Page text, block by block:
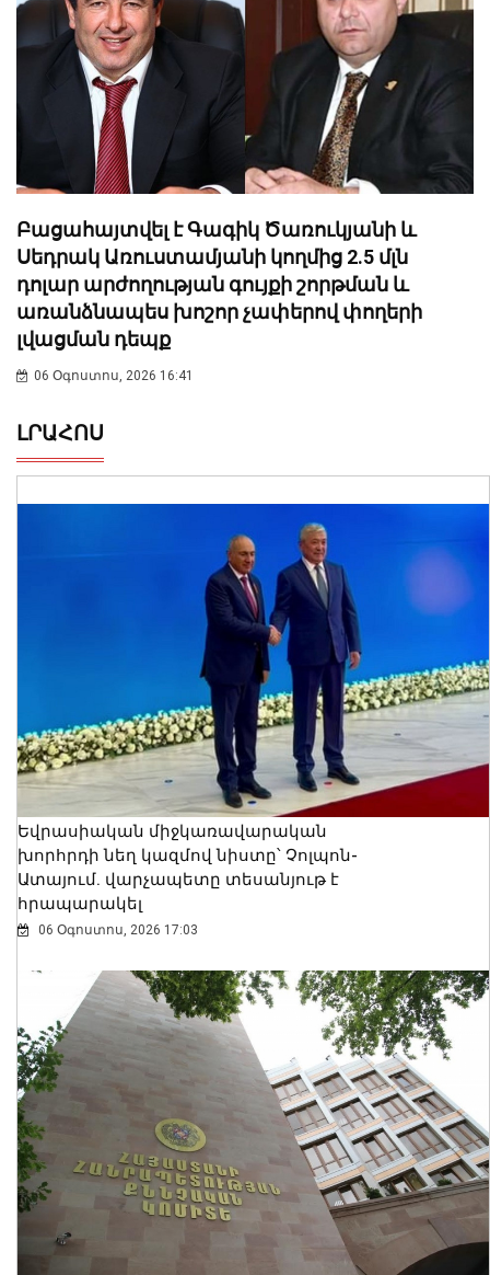
Բացահայտվել է Գագիկ Ծառուկյանի և
Սեդրակ Առուստամյանի կողմից 2.5 մլն
դոլար արժողության գույքի շորթման և
առանձնապես խոշոր չափերով փողերի
լվացման դեպք
06 Օգոստոս, 2026 16:41
ԼՐԱՀՈՍ
Եվրասիական միջկառավարական
խորհրդի նեղ կազմով նիստը՝ Չոլպոն-
Ատայում. վարչապետը տեսանյութ է
հրապարակել
06 Օգոստոս, 2026 17:03